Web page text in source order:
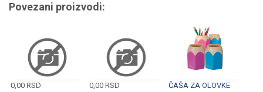
Povezani proizvodi:
0,00 RSD 0,00RSD
ČAŠA ZA OLOVKE